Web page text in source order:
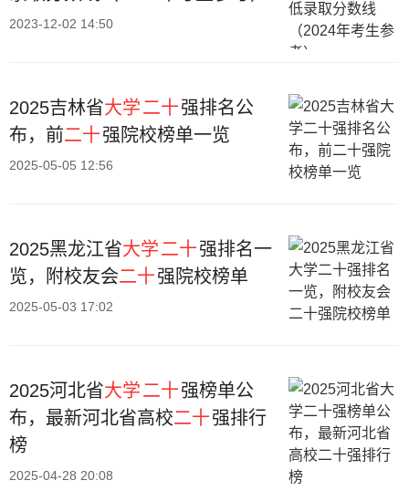
2023-12-02 14:50
2025吉林省大学二十强排名公
布，前二十强院校榜单一览
2025-05-05 12:56
2025黑龙江省大学二十强排名一
览，附校友会二十强院校榜单
2025-05-03 17:02
2025河北省大学二十强榜单公
布，最新河北省高校二十强排行
榜
2025-04-28 20:08